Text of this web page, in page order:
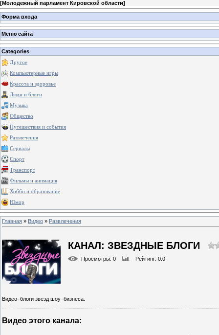
[Молодежный парламент Кировской области]
Форма входа
Меню сайта
Categories
Другое
Компьютерные игры
Красота и здоровье
Люди и блоги
Музыка
Общество
Путешествия и события
Развлечения
Сериалы
Спорт
Транспорт
Фильмы и анимация
Хобби и образование
Юмор
Главная » Видео » Развлечения
КАНАЛ: ЗВЕЗДНЫЕ БЛОГИ
Просмотры: 0 Рейтинг: 0.0
Видео–блоги звезд шоу–бизнеса.
Видео этого канала: